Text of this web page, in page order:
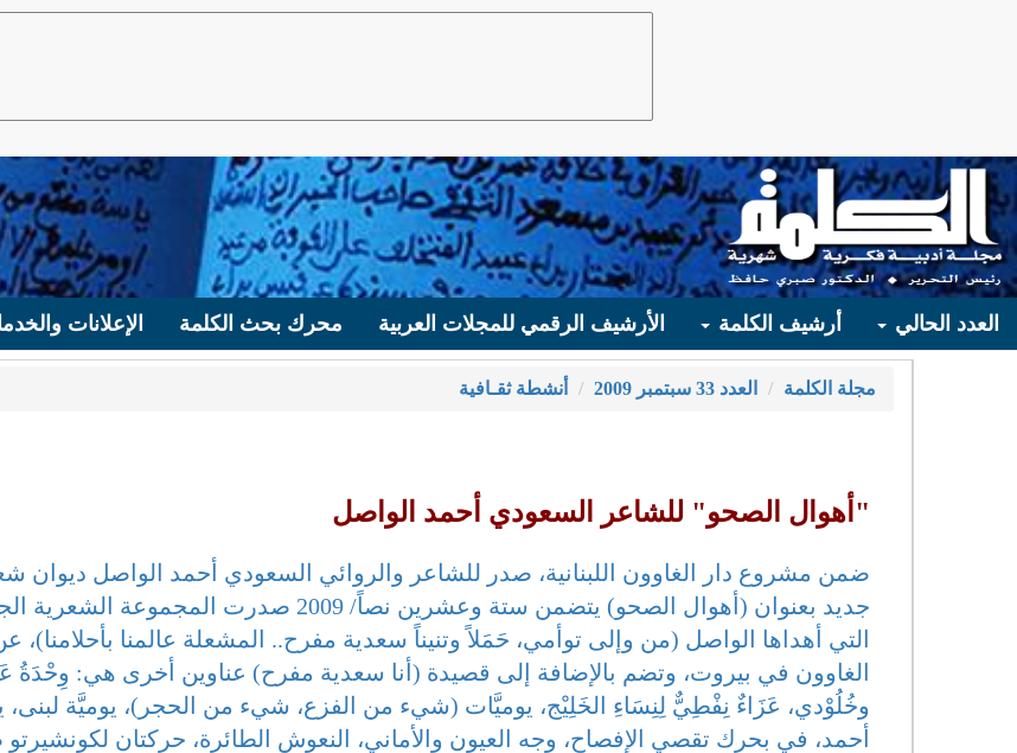
العدد الحالي أرشيف الكلمة الأرشيف الرقمي للمجلات العربية محرك بحث الكلمة الإعلانات
مجلة الكلمة العدد 33 سبتمبر 2009 أنشطة ثقـافية
"أهوال الصحو" للشاعر السعودي أحمد الواصل
ضمن مشروع دار الغاوون اللبنانية، صدر للشاعر والروائي السعودي أحمد الواصل ديوان
جديد بعنوان (أهوال الصحو) يتضمن ستة وعشرين نصاً/ 2009 صدرت المجموعة
التي أهداها الواصل (من وإلى توأمي، حَمَلاً وتنيناً سعدية مفرح.. المشعلة عالمنا بأحلامنا)،
الغاوون في بيروت، وتضم بالإضافة إلى قصيدة (أنا سعدية مفرح) عناوين أخرى هي: وِحْدَةُ
وخُلُوْدي، عَزَاءٌ نِفْطِيٌّ لِنِسَاءِ الخَلِيْج، يوميَّات (شيء من الفزع، شيء من الحجر)، يوميَّة لبنى،
أحمد، في بحرك تقصي الإفصاح، وجه العيون والأماني، النعوش الطائرة، حركتان لكونشيرتو